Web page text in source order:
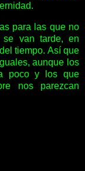
para las que no
se van tarde, en
tiempo. Así que
aunque los
poco y los que
nos parezcan